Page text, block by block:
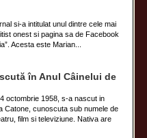
si-a intitulat unul dintre cele mai
onest si pagina sa de Facebook
Acesta este Marian...
în Anul Câinelui de
octombrie 1958, s-a nascut in
Catone, cunoscuta sub numele de
film si televiziune. Nativa are